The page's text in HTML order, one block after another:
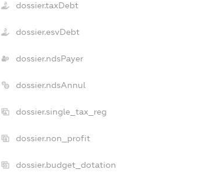
dossier.taxDebt
dossier.esvDebt
dossier.ndsPayer
dossier.ndsAnnul
dossier.single_tax_reg
dossier.non_profit
dossier.budget_dotation